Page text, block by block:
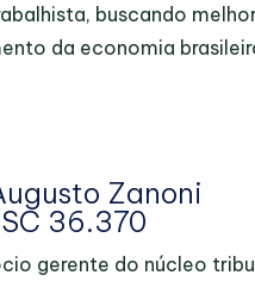
buscando
da economia
Zanoni
36.370
gerente do núcleo